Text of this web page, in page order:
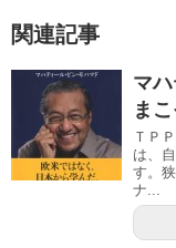
関連記事
マ
ま
ＴＰ
は、
す。
ナ...